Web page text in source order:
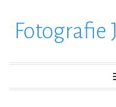
verderFotografie